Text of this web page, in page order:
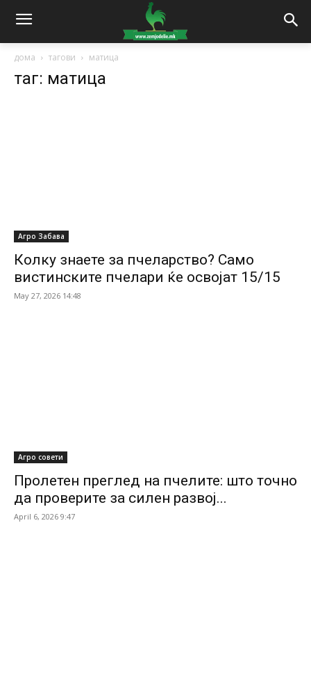
дома тагови матица
таг: матица
Агро Забава
Колку знаете за пчеларство? Само
вистинските пчелари ќе освојат 15/15
May 27, 2026 14:48
Агро совети
Пролетен преглед на пчелите: што точно
да проверите за силен развој...
April 6, 2026 9:47